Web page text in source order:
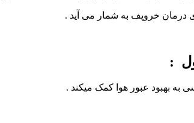
درمان خروپف به شمار می آید .
:
به بهبود عبور هوا کمک میکند .